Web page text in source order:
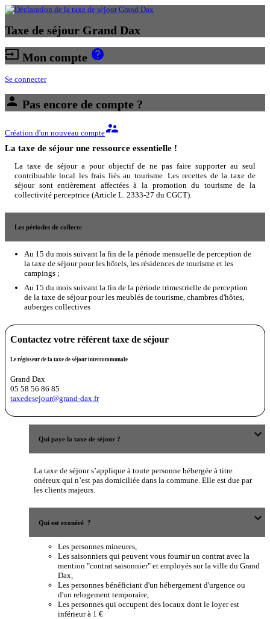
Taxe de séjour Grand Dax
input Mon compte help
Se connecter
person Pas encore de compte ?
Création d'un nouveau comptesupervisor_account
La taxe de séjour une ressource essentielle !
La taxe de séjour a pour objectif de ne pas faire supporter au seul
contribuable local les frais liés au tourisme. Les recettes de la taxe de
séjour sont entièrement affectées à la promotion du tourisme de la
collectivité perceptrice (Article L. 2333-27 du CGCT).
Les périodes de collecte
Au 15 du mois suivant la fin de la période mensuelle de perception de
la taxe de séjour pour les hôtels, les résidences de tourisme et les
campings ;
Au 15 du mois suivant la fin de la période trimestrielle de perception
de la taxe de séjour pour les meublés de tourisme, chambres d'hôtes,
auberges collectives
Contactez votre référent taxe de séjour
Le régisseur de la taxe de séjour intercommunale
Grand Dax
05 58 56 86 85
taxedesejour@grand-dax.fr
Qui paye la taxe de séjour ? expand_more
La taxe de séjour s’applique à toute personne hébergée à titre
onéreux qui n’est pas domiciliée dans la commune. Elle est due par
les clients majeurs.
Qui est exonéré ? expand_more
Les personnes mineures,
Les saisonniers qui peuvent vous fournir un contrat avec la
mention "contrat saisonnier" et employés sur la ville du Grand
Dax,
Les personnes bénéficiant d'un hébergement d'urgence ou
d'un relogement temporaire,
Les personnes qui occupent des locaux dont le loyer est
inférieur à 1 €